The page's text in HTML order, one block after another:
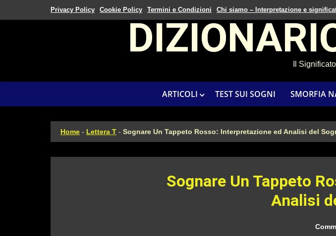
Privacy Policy Cookie Policy Termini e Condizioni Chi siamo – Interpretazione e
Il
ARTICOLI TEST SUI SOGNI SMORFIA
Home - Lettera T - Sognare Un Tappeto Rosso: Interpretazione ed Analisi del
Sognare Un Tappeto
Analisi